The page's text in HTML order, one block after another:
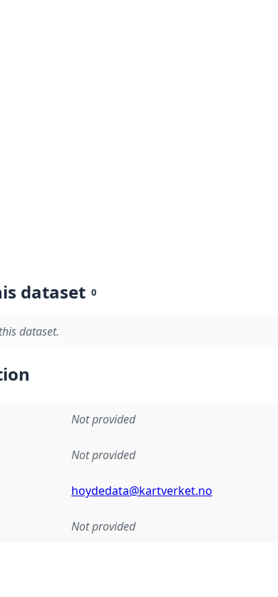
dataset 0
dataset.
Not provided
Not provided
hoydedata@kartverket.no
Not provided